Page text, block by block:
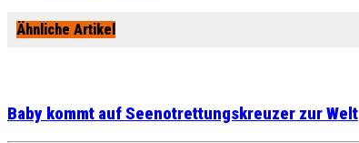
Ähnliche Artikel
Baby kommt auf Seenotrettungskreuzer zur Welt